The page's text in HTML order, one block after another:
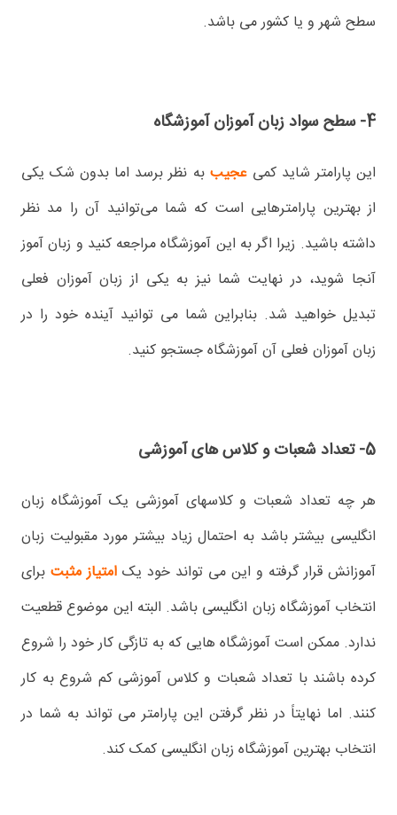
سطح شهر و یا کشور می باشد.
4- سطح سواد زبان آموزان آموزشگاه
این پارامتر شاید کمیعجیب به نظر برسد اما بدون شک یکی
از بهترین پارامترهایی است که شما می‌توانید آن را مد نظر
داشته باشید. زیرا اگر به این آموزشگاه مراجعه کنید و زبان آموز
آنجا شوید، در نهایت شما نیز به یکی از زبان آموزان فعلی
تبدیل خواهید شد. بنابراین شما می توانید آینده خود را در
زبان آموزان فعلی آن آموزشگاه جستجو کنید.
5- تعداد شعبات و کلاس های آموزشی
هر چه تعداد شعبات و کلاسهای آموزشی یک آموزشگاه زبان
انگلیسی بیشتر باشد به احتمال زیاد بیشتر مورد مقبولیت زبان
آموزانش قرار گرفته و این می تواند خود یک امتیاز مثبت برای
انتخاب آموزشگاه زبان انگلیسی باشد. البته این موضوع قطعیت
ندارد. ممکن است آموزشگاه هایی که به تازگی کار خود را شروع
کرده باشند با تعداد شعبات و کلاس آموزشی کم شروع به کار
کنند. اما نهایتاً در نظر گرفتن این پارامتر می تواند به شما در
انتخاب بهترین آموزشگاه زبان انگلیسی کمک کند.